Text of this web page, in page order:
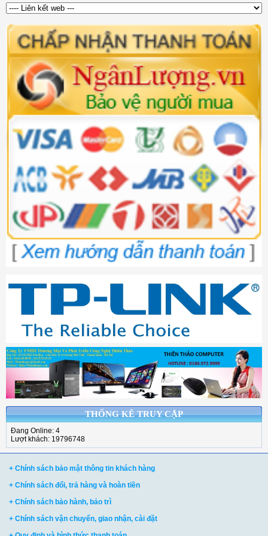
THỐNG KÊ TRUY CẬP
Đang Online: 4
Lượt khách: 19796748
+ Chính sách bảo mật thông tin khách hàng
+ Chính sách đổi, trả hàng và hoàn tiền
+ Chính sách bảo hành, bảo trì
+ Chính sách vận chuyển, giao nhận, cài đặt